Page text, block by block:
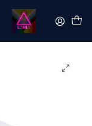
TV Classic